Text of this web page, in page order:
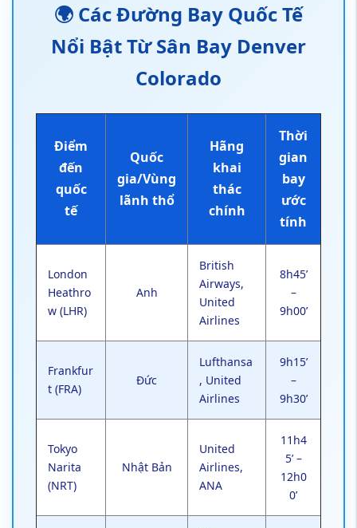
🌍 Các Đường Bay Quốc Tế
Nổi Bật Từ Sân Bay Denver
Colorado
Điểm
đến
quốc
tế
Quốc
gia/Vùng
lãnh thổ
Hãng
khai
thác
chính
Thời
gian
bay
ước
tính
London
Heathro
w (LHR)
Anh
British
Airways,
United
Airlines
8h45’
–
9h00’
Frankfur
t (FRA)
Đức
Lufthansa
, United
Airlines
9h15’
–
9h30’
Tokyo
Narita
(NRT)
Nhật Bản
United
Airlines,
ANA
11h4
5’ –
12h0
0’